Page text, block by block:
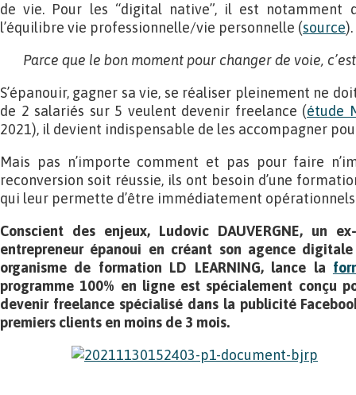
de vie. Pour les “digital native”, il est notamment
l’équilibre vie professionnelle/vie personnelle (source).
Parce que le bon moment pour changer de voie,
S’épanouir, gagner sa vie, se réaliser pleinement ne
de 2 salariés sur 5 veulent devenir freelance (étude
2021), il devient indispensable de les accompagner
Mais pas n’importe comment et pas pour faire
reconversion soit réussie, ils ont besoin d’une
qui leur permette d’être immédiatement
Conscient des enjeux, Ludovic DAUVERGNE, un
entrepreneur épanoui en créant son agence digitale
organisme de formation LD LEARNING, lance la
programme 100% en ligne est spécialement conçu
devenir freelance spécialisé dans la publicité
premiers clients en moins de 3 mois.